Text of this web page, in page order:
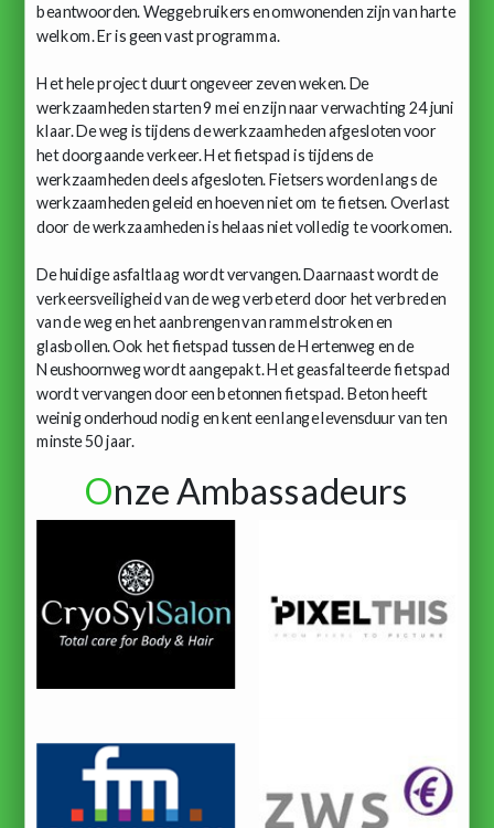
beantwoorden. Weggebruikers en omwonenden zijn van harte
welkom. Er is geen vast programma.
Het hele project duurt ongeveer zeven weken. De
werkzaamheden starten 9 mei en zijn naar verwachting 24 juni
klaar. De weg is tijdens de werkzaamheden afgesloten voor
het doorgaande verkeer. Het fietspad is tijdens de
werkzaamheden deels afgesloten. Fietsers worden langs de
werkzaamheden geleid en hoeven niet om te fietsen. Overlast
door de werkzaamheden is helaas niet volledig te voorkomen.
De huidige asfaltlaag wordt vervangen. Daarnaast wordt de
verkeersveiligheid van de weg verbeterd door het verbreden
van de weg en het aanbrengen van rammelstroken en
glasbollen. Ook het fietspad tussen de Hertenweg en de
Neushoornweg wordt aangepakt. Het geasfalteerde fietspad
wordt vervangen door een betonnen fietspad. Beton heeft
weinig onderhoud nodig en kent een lange levensduur van ten
minste 50 jaar.
Onze Ambassadeurs